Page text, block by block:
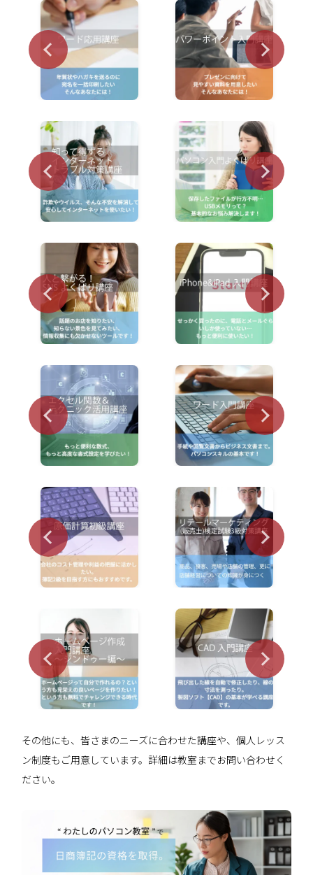
その他にも、皆さまのニーズに合わせた講座や、個人レッス
ン制度もご用意しています。詳細は教室までお問い合わせく
ださい。